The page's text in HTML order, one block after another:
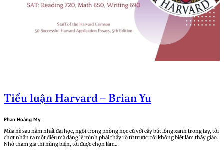
Tiểu luận Harvard – Brian Yu
Phan Hoàng My
Mùa hè sau năm nhất đại học, ngồi trong phòng học cũ với cây bút lông xanh trong tay, tôi
chợt nhận ra một điều mà đáng lẽ mình phải thấy rõ từ trước: tôi không biết làm thầy giáo.
Nhờ tham gia thi hùng biện, tôi được chọn làm…